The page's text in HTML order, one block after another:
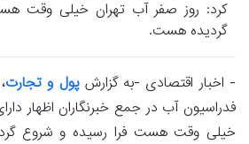
کرد: روز صفر آب تهران خیلی وقت
گردیده هست.
- اخبار اقتصادی -به گزارشپول و تجارت
فدراسیون آب در جمع خبرنگاران اظهار
خیلی وقت هست فرا رسیده و شروع